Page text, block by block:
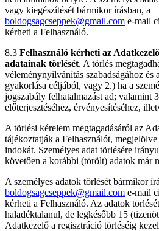
vagy kiegészítését bármikor írásban, a
boldogsagcseppek@gmail.com e-mail
kérheti a Felhasználó.
8.3 Felhasználó kérheti az
adatainak törlését. A törlés
véleménynyilvánítás szabadságához és
gyakorlása céljából, vagy 2.) ha a
jogszabály felhatalmazást ad; valamint
előterjesztéséhez, érvényesítéséhez,
A törlési kérelem megtagadásáról az
tájékoztatják a Felhasználót, megjelölve
indokát. Személyes adat törlésére
követően a korábbi (törölt) adatok már
A személyes adatok törlését bármikor
boldogsagcseppek@gmail.com e-mail
kérheti a Felhasználó. Az adatok
haladéktalanul, de legkésőbb 15
Adatkezelő a regisztráció törléséig